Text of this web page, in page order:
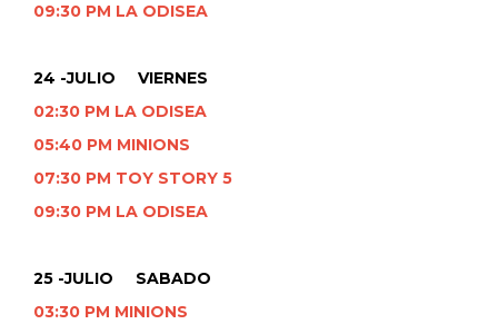
09:30 PM LA ODISEA
24 -JULIO VIERNES
02:30 PM LA ODISEA
05:40 PM MINIONS
07:30 PM TOY STORY 5
09:30 PM LA ODISEA
25 -JULIO SABADO
03:30 PM MINIONS